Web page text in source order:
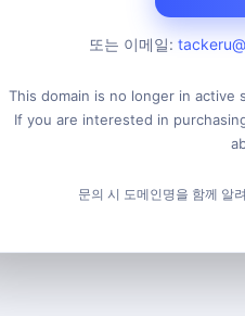
또는 이메일:
This domain is no longer in active
If you are interested in
문의 시 도메인명을 함께 알